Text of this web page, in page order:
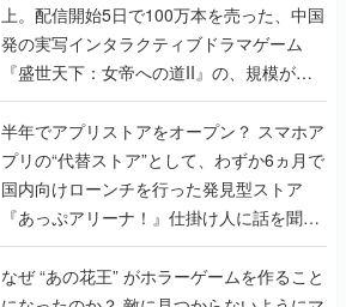
上。配信開始5日で100万本を売った、中国
発の実写インタラクティブドラマゲーム
『盛世天下：女帝への道II』の、規模が違
うこだわりをプロデューサーに聞いた
半年でアプリストアをオープン？ スマホア
プリの“代替ストア”として、わずか6ヵ月で
国内向けローンチを行った発見型ストア
『あっぷアリーナ！』仕掛け人に話を聞い
てみた
なぜ “あの花王” がホラーゲームを作ること